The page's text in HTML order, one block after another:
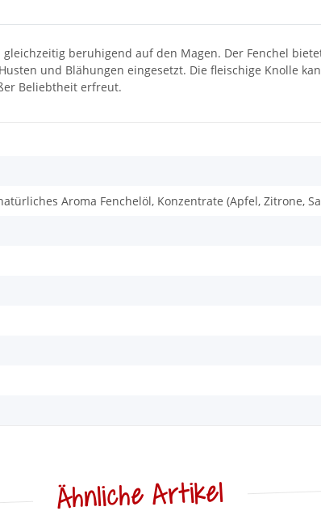
beruhigend auf den Magen. Der Fenchel
und Blähungen eingesetzt. Die fleischige Knolle
Beliebtheit erfreut.
Aroma Fenchelöl, Konzentrate (Apfel, Zitrone,
Ähnliche Artikel